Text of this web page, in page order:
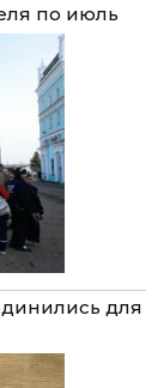
по июль
для